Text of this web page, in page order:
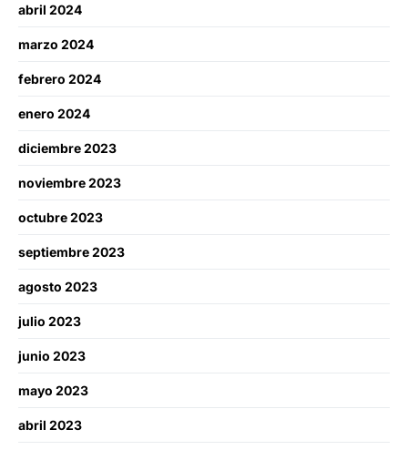
abril 2024
marzo 2024
febrero 2024
enero 2024
diciembre 2023
noviembre 2023
octubre 2023
septiembre 2023
agosto 2023
julio 2023
junio 2023
mayo 2023
abril 2023